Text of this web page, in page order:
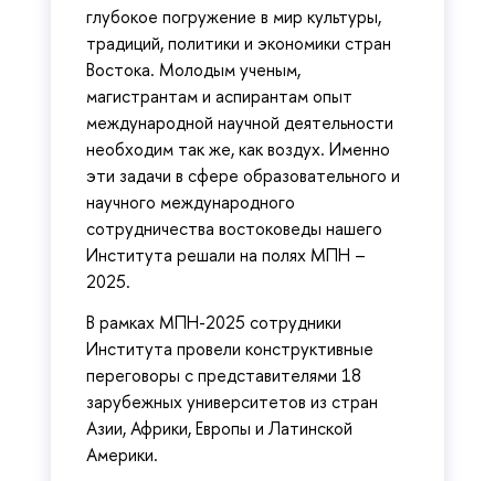
глубокое погружение в мир культуры,
традиций, политики и экономики стран
Востока. Молодым ученым,
магистрантам и аспирантам опыт
международной научной деятельности
необходим так же, как воздух. Именно
эти задачи в сфере образовательного и
научного международного
сотрудничества востоковеды нашего
Института решали на полях МПН –
2025.
В рамках МПН-2025 сотрудники
Института провели конструктивные
переговоры с представителями 18
зарубежных университетов из стран
Азии, Африки, Европы и Латинской
Америки.